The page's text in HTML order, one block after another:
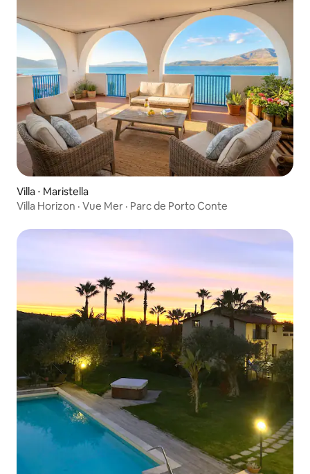
Villa ⋅ Maristella
Villa Horizon · Vue Mer · Parc de Porto Conte